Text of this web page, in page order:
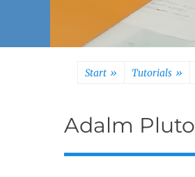
Start » Tutorials »
Adalm Pluto